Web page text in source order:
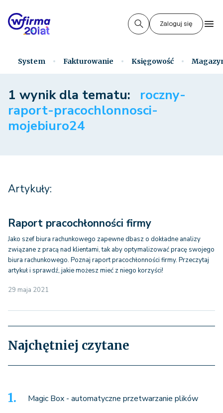
Zaloguj się
System Fakturowanie Księgowość
1 wynik dla tematu:
roczny-
raport-pracochlonnosci-
mojebiuro24
Artykuły:
Raport pracochłonności firmy
Jako szef biura rachunkowego zapewne dbasz o dokładne analizy
związane z pracą nad klientami, tak aby optymalizować pracę swojego
biura rachunkowego. Poznaj raport pracochłonności firmy. Przeczytaj
artykuł i sprawdź, jakie możesz mieć z niego korzyści!
29 maja 2021
Najchętniej czytane
Magic Box - automatyczne przetwarzanie plików